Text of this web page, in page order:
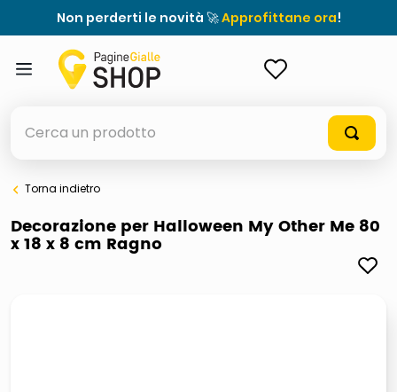
Non perderti le novità 🚀Approfittane ora!
elenchi telefonici
orologio parete
Torna indietro
Decorazione per Halloween My Other Me 80
x 18 x 8 cm Ragno